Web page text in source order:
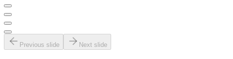
Previous slide Next slide